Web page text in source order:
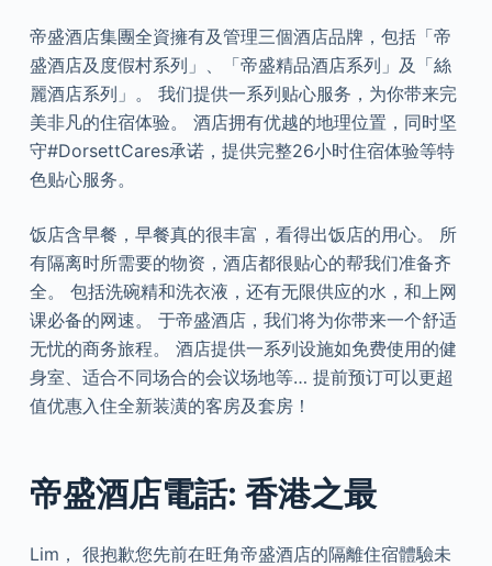
帝盛酒店集團全資擁有及管理三個酒店品牌，包括「帝
盛酒店及度假村系列」、「帝盛精品酒店系列」及「絲
麗酒店系列」。 我们提供一系列贴心服务，为你带来完
美非凡的住宿体验。 酒店拥有优越的地理位置，同时坚
守#DorsettCares承诺，提供完整26小时住宿体验等特
色贴心服务。
饭店含早餐，早餐真的很丰富，看得出饭店的用心。 所
有隔离时所需要的物资，酒店都很贴心的帮我们准备齐
全。 包括洗碗精和洗衣液，还有无限供应的水，和上网
课必备的网速。 于帝盛酒店，我们将为你带来一个舒适
无忧的商务旅程。 酒店提供一系列设施如免费使用的健
身室、适合不同场合的会议场地等… 提前预订可以更超
值优惠入住全新装潢的客房及套房！
帝盛酒店電話: 香港之最
Lim， 很抱歉您先前在旺角帝盛酒店的隔離住宿體驗未